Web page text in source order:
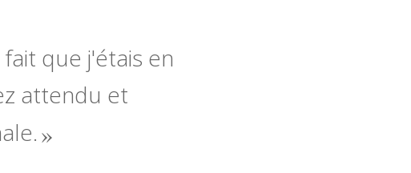
que j'étais en
attendu et